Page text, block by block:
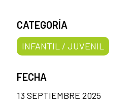
CATEGORÍA
INFANTIL / JUVENIL
FECHA
13 SEPTIEMBRE 2025